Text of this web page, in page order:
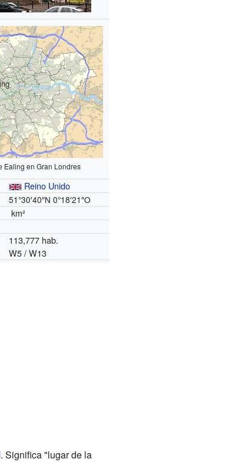
Ealing en Gran Londres
Reino Unido
51°30′40″N 0°18′21″O
km²
113,777 hab.
W5 / W13
. Significa "lugar de la